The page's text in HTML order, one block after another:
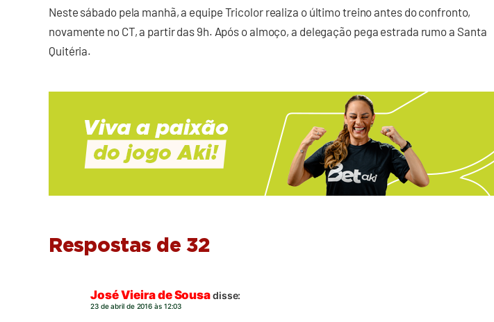
Neste sábado pela manhã, a equipe Tricolor realiza o último treino antes do confronto,
novamente no CT, a partir das 9h. Após o almoço, a delegação pega estrada rumo a Santa
Quitéria.
Respostas de 32
José Vieira de Sousadisse:
23 de abril de 2016 às 12:03